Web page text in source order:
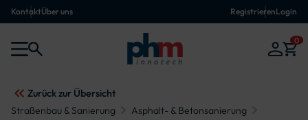
KontaktÜber uns RegistrierenLogin
0
Zurück zur Übersicht
Straßenbau & Sanierung
Asphalt- & Betonsanierung